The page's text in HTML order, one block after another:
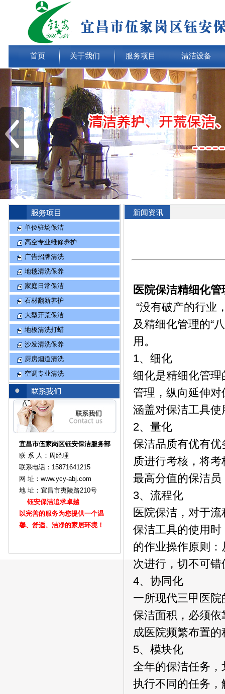
首页 关于我们 服务项目 清洁设备
单位驻场保洁
高空专业维修养护
广告招牌清洗
地毯清洗保养
家庭日常保洁
石材翻新养护
大型开荒保洁
地板清洗打蜡
沙发清洗保养
厨房烟道清洗
空调专业清洗
宜昌市伍家岗区钰安保洁服务部
联 系 人：周经理
联系电话：15871641215
网 址：www.ycy-abj.com
地 址：宜昌市夷陵路210号
钰安保洁追求卓越
以完善的服务为您提供一个温
馨、舒适、洁净的家居环境！
新闻资讯
医院保洁精细化
“没有破产的行业
及精细化管理的“
用。
1、细化
细化是精细化管
管理，纵向延伸
涵盖对保洁工具
2、量化
保洁品质有优有
质进行考核，将
最高分值的保洁
3、流程化
医院保洁，对于
保洁工具的使用
的作业操作原则
次进行，切不可
4、协同化
一所现代三甲医
保洁面积，必须
成医院频繁布置
5、模块化
全年的保洁任务
执行不同的任务